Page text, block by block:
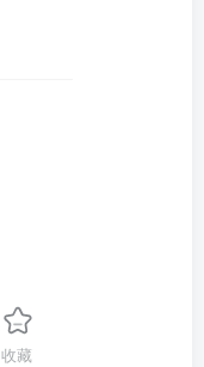
收藏